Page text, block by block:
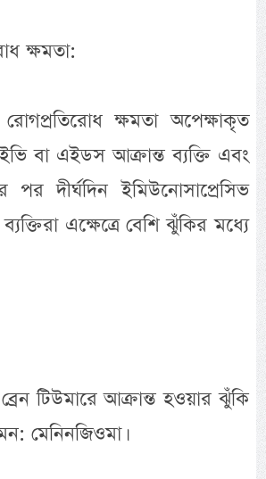
ক্ষমতা:
ক্ষমতা অপেক্ষাকৃত
বা এইডস আক্রান্ত ব্যক্তি এবং
পর দীর্ঘদিন ইমিউনোসাপ্রেসিভ
এক্ষেত্রে বেশি ঝুঁকির মধ্যে
টিউমারে আক্রান্ত হওয়ার ঝুঁকি
মেনিনজিওমা।